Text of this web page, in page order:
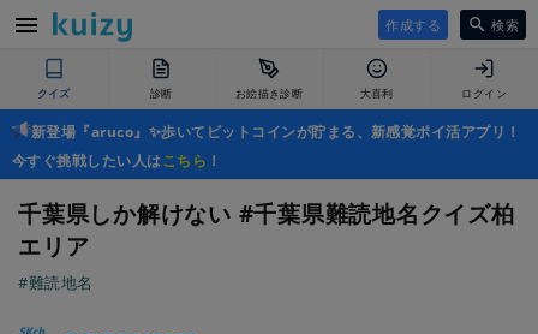
作成する 検索
クイズ 診断 お絵描き診断 大喜利 ログイン
新登場『aruco』✨歩いてビットコインが貯まる、新感覚ポイ活アプリ！
今すぐ挑戦したい人はこちら ！
千葉県しか解けない #千葉県難読地名クイズ柏
エリア
#難読地名